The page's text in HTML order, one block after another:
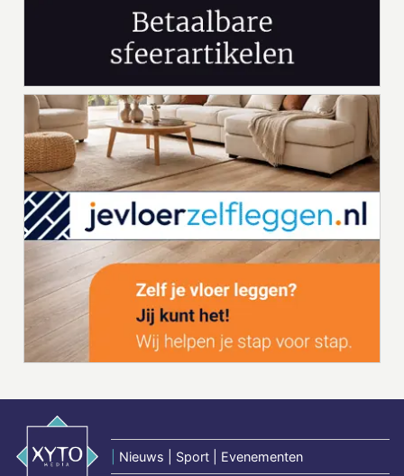
Nieuws | Sport | Evenementen